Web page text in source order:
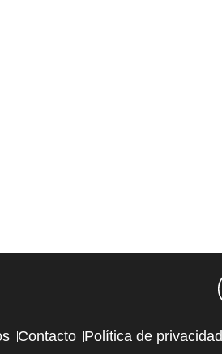
Contacto Política de privacidad